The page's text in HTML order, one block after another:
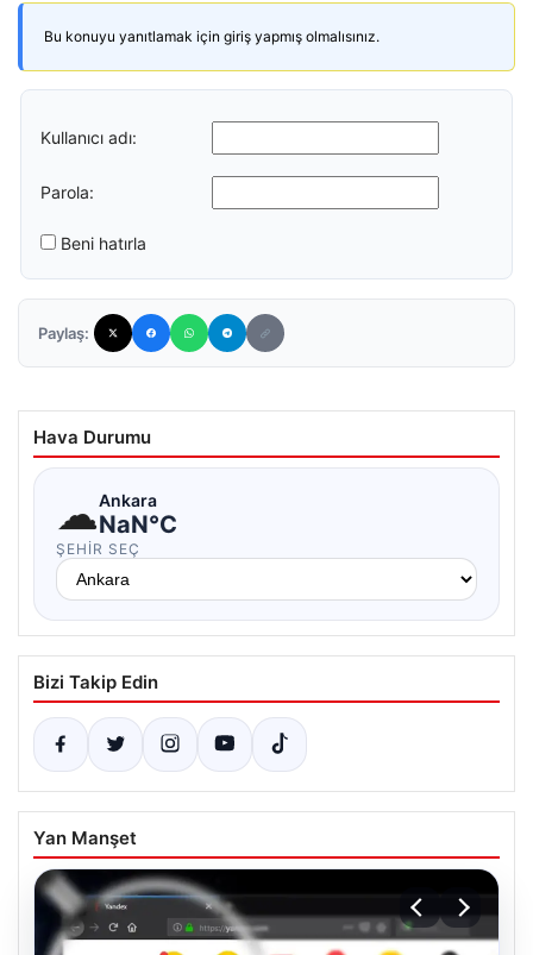
Bu konuyu yanıtlamak için giriş yapmış olmalısınız.
Kullanıcı adı:
Parola:
Beni hatırla
Paylaş:
Hava Durumu
☁Ankara
NaN°C
ŞEHIR SEÇ
Bizi Takip Edin
Yan Manşet